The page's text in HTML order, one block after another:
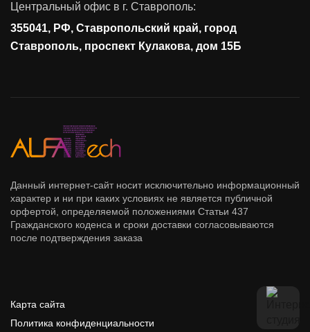
Управление доступом
Сетевая безопасность
Центральный офис в г. Ставрополь:
355041, РФ, Ставропольский край, город
Ставрополь, проспект Кулакова, дом 15Б
Данный интернет-сайт носит исключительно информационный
характер и ни при каких условиях не является публичной
орфертой, определяемой положениями Статьи 437
Гражданского коденса и сроки доставки согласовываются
после подтверждения заказа
Карта сайта
Политика конфиденциальности